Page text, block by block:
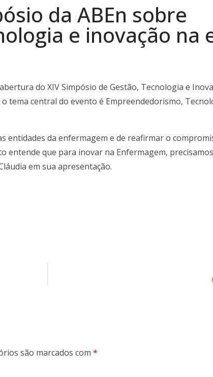
da ABEn sobre
e inovação na
do XIV Simpósio de Gestão, Tecnologia e
tema central do evento é Empreendedorismo,
da enfermagem e de reafirmar o
entende que para inovar na Enfermagem,
em sua apresentação.
são marcados com *